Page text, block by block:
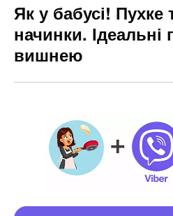
Як у бабусі! Пухке
начинки. Ідеальні
вишнею